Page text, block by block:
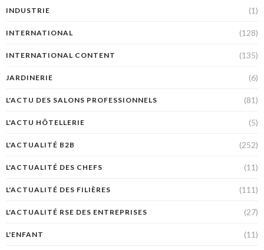
INDUSTRIE (1)
INTERNATIONAL (128)
INTERNATIONAL CONTENT (135)
JARDINERIE (6)
L'ACTU DES SALONS PROFESSIONNELS (81)
L'ACTU HÔTELLERIE (5)
L'ACTUALITÉ B2B (252)
L'ACTUALITÉ DES CHEFS (11)
L'ACTUALITÉ DES FILIÈRES (111)
L'ACTUALITÉ RSE DES ENTREPRISES (27)
L'ENFANT (11)